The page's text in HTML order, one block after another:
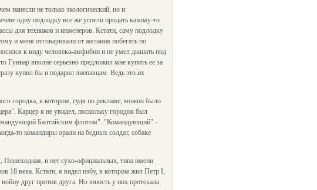
нанесли не только экологический, но и
одну подлодку все же успели продать какому-то
для техников и инженеров. Кстати, саму подлодку
и меня отговаривали от желания побегать по
к виду человека-амфибии и не умел дышать под
Гуннар вполне серьезно предложил мне купить ее за
купил бы и подарил лиепавцам. Ведь это их
городка, в котором, судя по рекламе, можно было
Карцер я не увидел, поскольку городок был
Балтийским флотом". "Командующий" -
то командиры орали на бедных солдат, собаке
и нет сухо-официальных, типа имени
18 века. Кстати, я видел избу, в котором жил Петр I,
друг против друга. Но юность у них протекала